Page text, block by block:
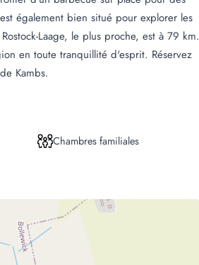
également bien situé pour explorer les
Laage, le plus proche, est à 79 km.
en toute tranquillité d'esprit. Réservez
Kambs.
Chambres familiales